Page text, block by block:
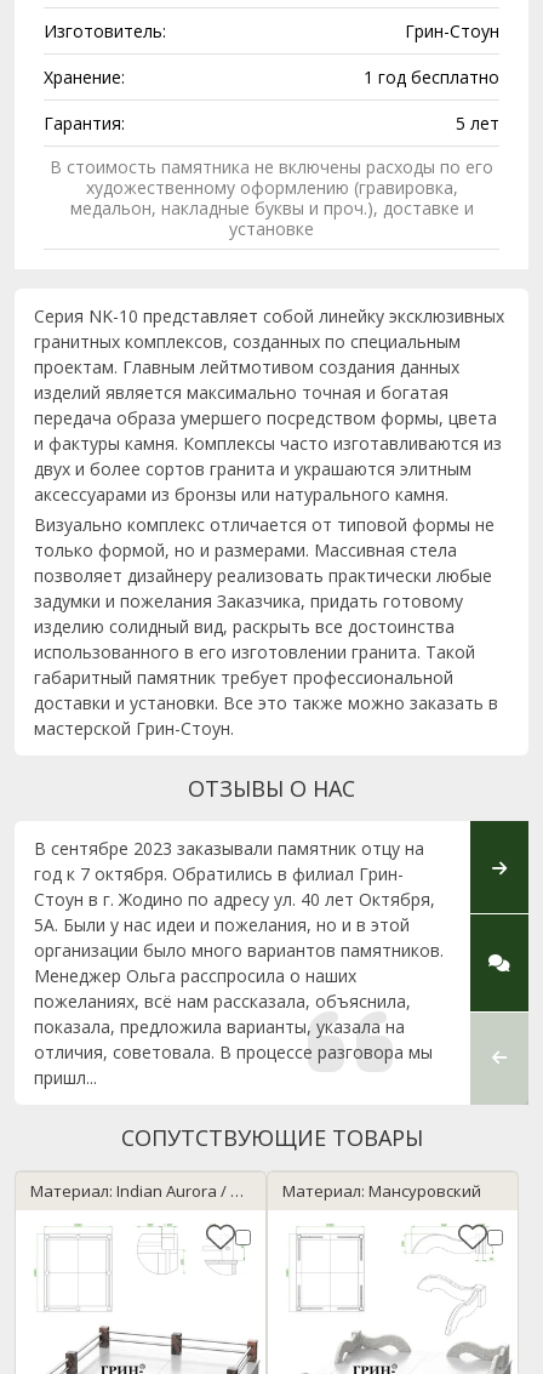
Изготовитель:
Грин-Стоун
Хранение:
1 год бесплатно
Гарантия:
5 лет
В стоимость памятника не включены расходы по его
художественному оформлению (гравировка,
медальон, накладные буквы и проч.), доставке и
установке
Серия NK-10 представляет собой линейку эксклюзивных
гранитных комплексов, созданных по специальным
проектам. Главным лейтмотивом создания данных
изделий является максимально точная и богатая
передача образа умершего посредством формы, цвета
и фактуры камня. Комплексы часто изготавливаются из
двух и более сортов гранита и украшаются элитным
аксессуарами из бронзы или натурального камня.
Визуально комплекс отличается от типовой формы не
только формой, но и размерами. Массивная стела
позволяет дизайнеру реализовать практически любые
задумки и пожелания Заказчика, придать готовому
изделию солидный вид, раскрыть все достоинства
использованного в его изготовлении гранита. Такой
габаритный памятник требует профессиональной
доставки и установки. Все это также можно заказать в
мастерской Грин-Стоун.
ОТЗЫВЫ О НАС
В сентябре 2023 заказывали памятник отцу на
год к 7 октября. Обратились в филиал Грин-
Стоун в г. Жодино по адресу ул. 40 лет Октября,
5А. Были у нас идеи и пожелания, но и в этой
организации было много вариантов памятников.
Менеджер Ольга расспросила о наших
пожеланиях, всё нам рассказала, объяснила,
показала, предложила варианты, указала на
отличия, советовала. В процессе разговора мы
пришл...
без
СОПУТСТВУЮЩИЕ ТОВАРЫ
Материал: Indian Aurora / Нержавейка Материал: Мансуровский